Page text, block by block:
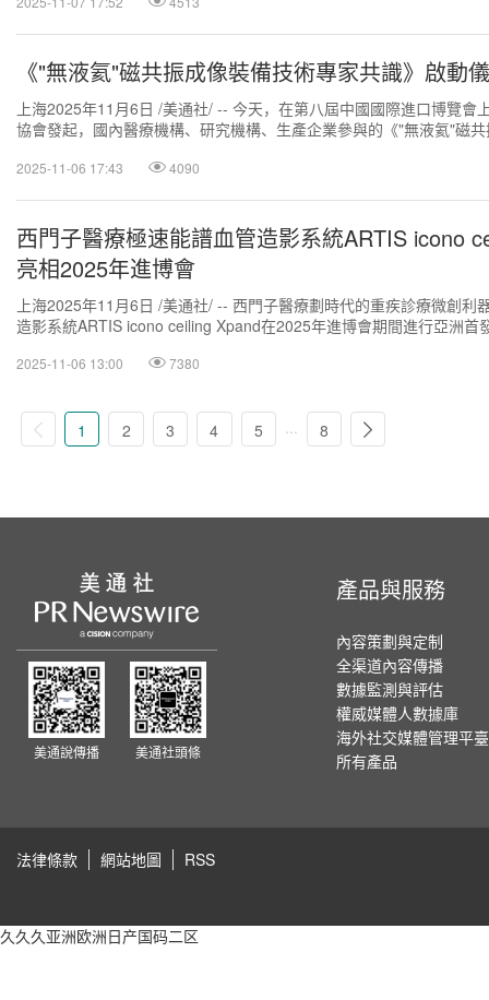
《"無液氦"磁共振成像裝備技術專家共識》啟動
上海2025年11月6日 /美通社/ -- 今天，在第八屆中國國際進口博覽會
協會發起，國內醫療機構、研究機構、生產企業參與的《"無液氦"磁
2025-11-06 17:43 4090
西門子醫療極速能譜血管造影系統ARTIS icono
亮相2025年進博會
上海2025年11月6日 /美通社/ -- 西門子醫療劃時代的重疾診療微創
造影系統ARTIS icono ceiling Xpand在2025年進博會期間進行亞洲首
2025-11-06 13:00 7380
1 2 3 4 5 8
美通說傳播 美通社頭條
產品與服務
內容策劃與定制
全渠道內容傳播
數據監測與評估
權威媒體人數據庫
海外社交媒體管理平臺
所有產品
法律條款 網站地圖 RSS
久久久亚洲欧洲日产国码二区